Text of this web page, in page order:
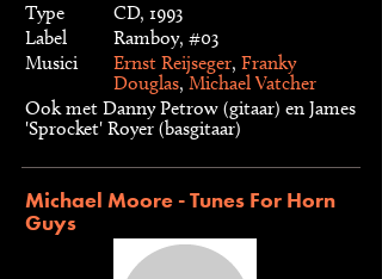
Type
CD, 1993
Label
Ramboy, #03
Musici
Ernst Reijseger, Franky
Douglas, Michael Vatcher
Ook met Danny Petrow (gitaar) en James
'Sprocket' Royer (basgitaar)
Michael Moore - Tunes For Horn
Guys